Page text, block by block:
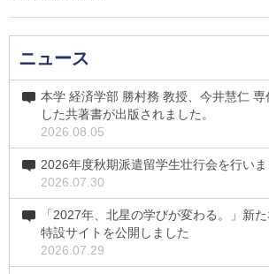
ニュース
本学 経済学部 勝村務 教授、今井慧仁 専
した共著書が出版されました。
2026.08.05
2026年度秋期派遣留学生壮行会を行いま
2026.07.30
「2027年、北星の学びが変わる。」新
特設サイトを公開しました
2026.07.29